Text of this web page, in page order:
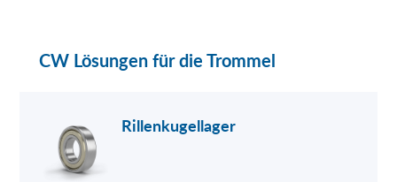
CW Lösungen für die Trommel
Rillenkugellager